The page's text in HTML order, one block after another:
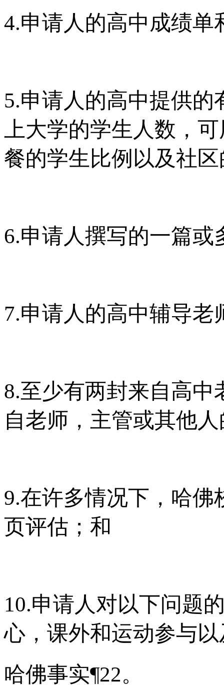
4.申请人的高中成绩单
5.申请人的高中提供
上大学的学生人数，
餐的学生比例以及社
6.申请人撰写的一篇或
7.申请人的高中辅导老
8.至少有两封来自高
自老师，主管或其他
9.在许多情况下，哈
页评估；和
10.申请人对以下问题
心，课外和运动参与
哈佛事实¶22。